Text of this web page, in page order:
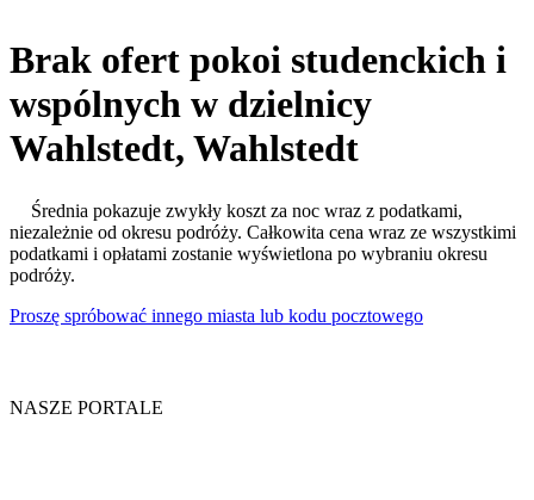
Brak ofert pokoi studenckich i
wspólnych w dzielnicy
Wahlstedt, Wahlstedt
Średnia pokazuje zwykły koszt za noc wraz z podatkami,
niezależnie od okresu podróży. Całkowita cena wraz ze wszystkimi
podatkami i opłatami zostanie wyświetlona po wybraniu okresu
podróży.
Proszę spróbować innego miasta lub kodu pocztowego
NASZE PORTALE